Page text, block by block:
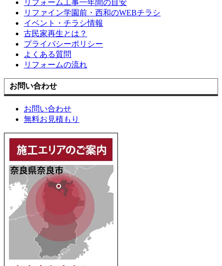
リフォーム工事一年間の目安
リファイン学園前・西和のWEBチラシ
イベント・チラシ情報
古民家再生とは？
プライバシーポリシー
よくある質問
リフォームの流れ
お問い合わせ
お問い合わせ
無料お見積もり